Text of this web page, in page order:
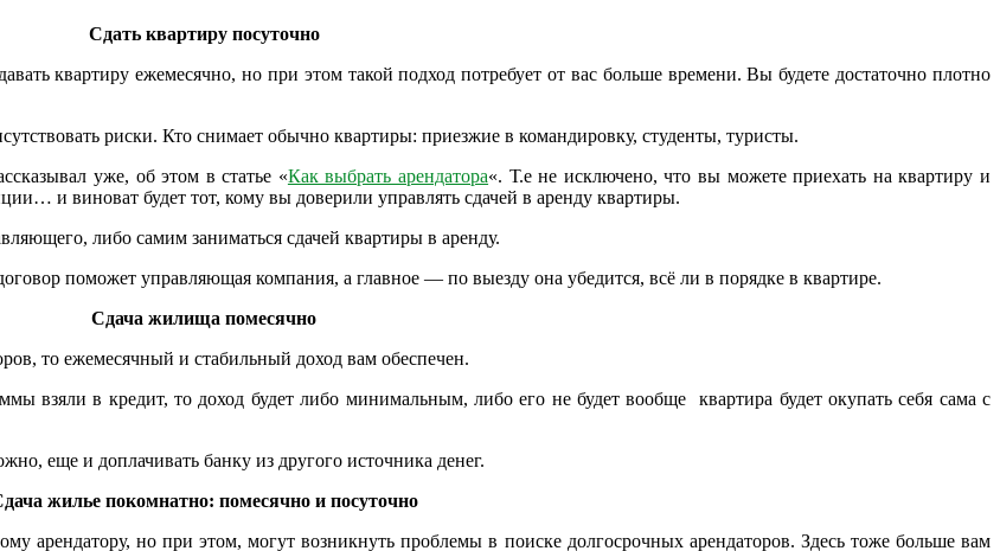
Сдать квартиру посуточно
квартиру ежемесячно, но при этом такой подход потребует от вас больше времени. Вы будете достаточно плотно
риски. Кто снимает обычно квартиры: приезжие в командировку, студенты, туристы.
уже, об этом в статье «Как выбрать арендатора«. Т.е не исключено, что вы можете приехать на квартиру и
и виноват будет тот, кому вы доверили управлять сдачей в аренду квартиры.
либо самим заниматься сдачей квартиры в аренду.
поможет управляющая компания, а главное — по выезду она убедится, всё ли в порядке в квартире.
Сдача жилища помесячно
то ежемесячный и стабильный доход вам обеспечен.
взяли в кредит, то доход будет либо минимальным, либо его не будет вообще квартира будет окупать себя сама с
еще и доплачивать банку из другого источника денег.
жилье покомнатно: помесячно и посуточно
арендатору, но при этом, могут возникнуть проблемы в поиске долгосрочных арендаторов. Здесь тоже больше вам